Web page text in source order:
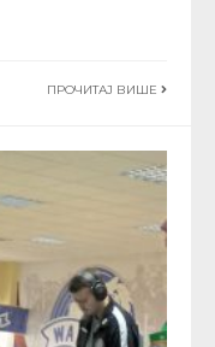
ПРОЧИТАЈ ВИШЕ